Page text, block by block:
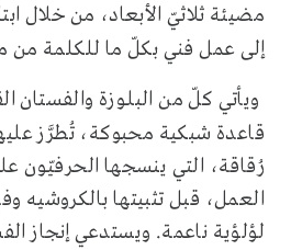
مضيئة ثلاثيّ الأبعاد، من خلال
إلى عمل فني بكلّ ما للكلمة من
ويأتي كلّ من البلوزة والفستان
قاعدة شبكية محبوكة، تُطرَّز
رُقاقة، التي ينسجها الحرفيّون
العمل، قبل تثبيتها